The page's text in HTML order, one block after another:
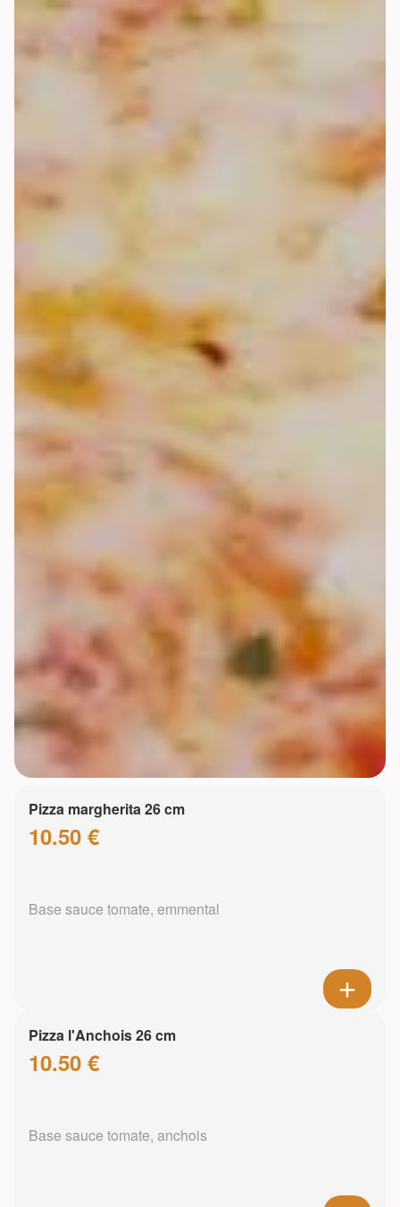
Pizza margherita 26 cm
10.50 €
Base sauce tomate, emmental
Pizza l'Anchois 26 cm
10.50 €
Base sauce tomate, anchois